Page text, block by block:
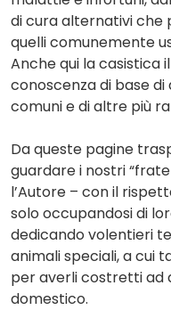
di cura alternativi che
quelli comunemente
Anche qui la casistica
conoscenza di base
comuni e di altre più
Da queste pagine
guardare i nostri
l’Autore – con il
solo occupandosi di
dedicando volentieri
animali speciali, a cui
per averli costretti ad
domestico.